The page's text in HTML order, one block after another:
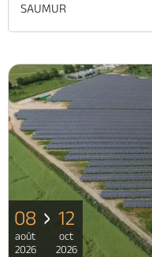
SAUMUR
08
août
2026
12
oct
2026